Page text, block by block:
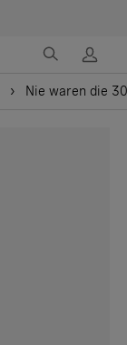
Nie waren die